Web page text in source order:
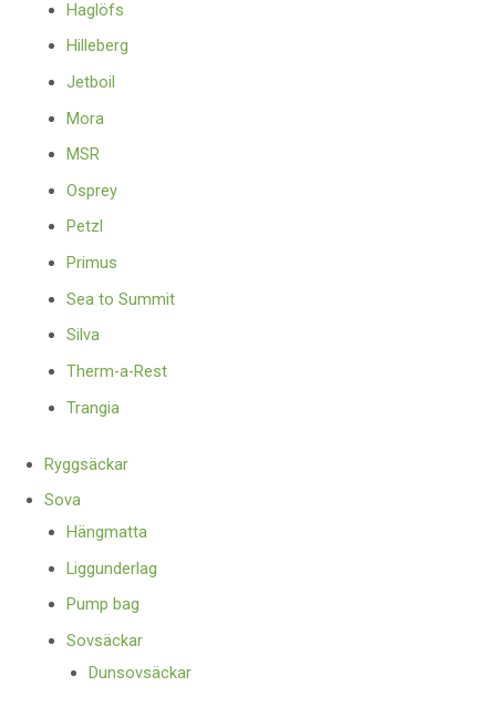
Haglöfs
Hilleberg
Jetboil
Mora
MSR
Osprey
Petzl
Primus
Sea to Summit
Silva
Therm-a-Rest
Trangia
Ryggsäckar
Sova
Hängmatta
Liggunderlag
Pump bag
Sovsäckar
Dunsovsäckar